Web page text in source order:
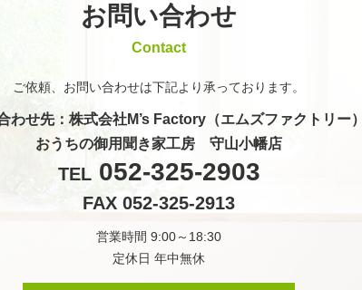
お問い合わせ
Contact
ご依頼、お問い合わせは下記より承っております。
わせ先：株式会社M’s Factory（エムズファクトリー
おうちの御用聞き家工房 守山小幡店
TEL052-325-2903
FAX 052-325-2913
営業時間 9:00～18:30
定休日 年中無休